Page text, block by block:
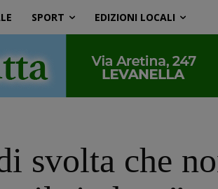
SPORT EDIZIONI LOCALI
svolta che